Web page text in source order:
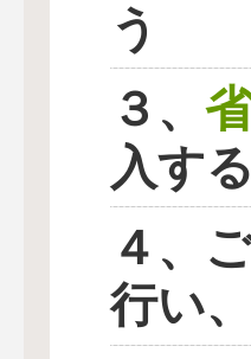
う
３、
入す
４、
行い、